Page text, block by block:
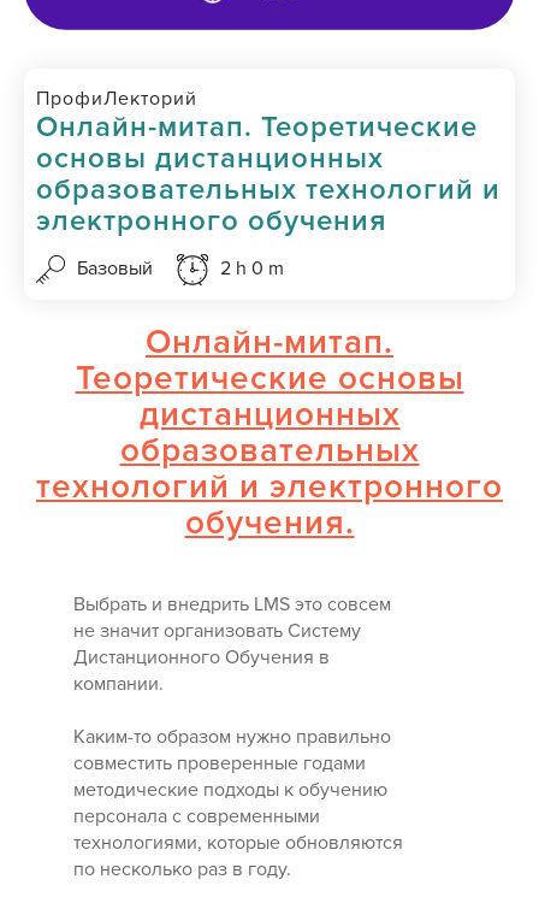
ПрофиЛекторий
Онлайн-митап. Теоретические
основы дистанционных
образовательных технологий и
электронного обучения
Базовый 2 h 0 m
Онлайн-митап.
Теоретические основы
дистанционных
образовательных
технологий и электронного
обучения.
Выбрать и внедрить LMS это совсем
не значит организовать Систему
Дистанционного Обучения в
компании.
Каким-то образом нужно правильно
совместить проверенные годами
методические подходы к обучению
персонала с современными
технологиями, которые обновляются
по несколько раз в году.